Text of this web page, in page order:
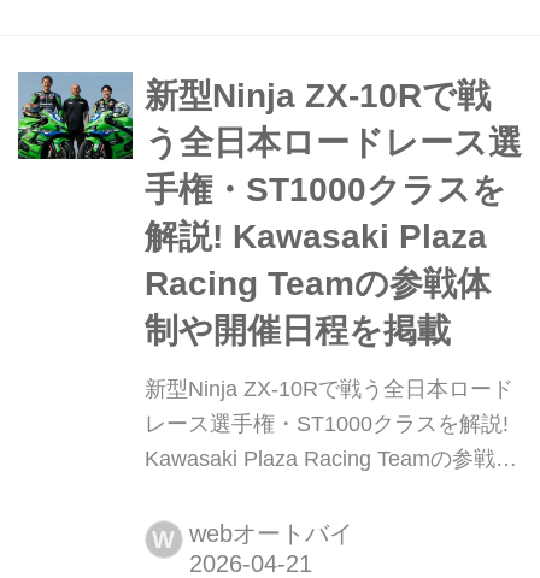
が棲む」同サーキットで、ST1000ク
ラスの初戦が行われました。文:河村大
志/写真:Kawasaki...
新型Ninja ZX-10Rで戦
う全日本ロードレース選
手権・ST1000クラスを
解説! Kawasaki Plaza
Racing Teamの参戦体
制や開催日程を掲載
新型Ninja ZX-10Rで戦う全日本ロード
レース選手権・ST1000クラスを解説!
Kawasaki Plaza Racing Teamの参戦体
レース「全日本ロードレース選手
権」。いくつかのクラスがある中で、
W webオートバイ